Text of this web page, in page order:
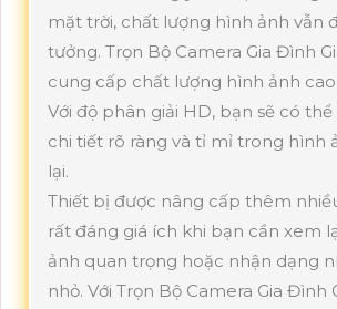
mặt trời, chất lượng hình ảnh vẫn
tưởng. Trọn Bộ Camera Gia Đình
cung cấp chất lượng hình ảnh cao
Với độ phân giải HD, bạn sẽ có
chi tiết rõ ràng và tỉ mỉ trong hình
lại.
Thiết bị được nâng cấp thêm
rất đáng giá ích khi bạn cần xem
ảnh quan trọng hoặc nhận dạng
nhỏ. Với Trọn Bộ Camera Gia Đình